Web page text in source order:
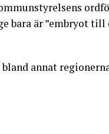
bara är ”embryot
annat